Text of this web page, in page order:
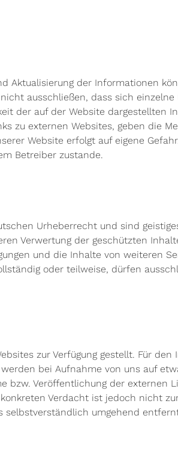
Aktualisierung der Informationen
ausschließen, dass sich
der auf der Website dargestellten
zu externen Websites, geben die
Website erfolgt auf eigene
Betreiber zustande.
Urheberrecht und sind
Verwertung der geschützten
und die Inhalte von weiteren
oder teilweise, dürfen
zur Verfügung gestellt. Für
bei Aufnahme von uns auf
bzw. Veröffentlichung der externen
Verdacht ist jedoch nicht
selbstverständlich umgehend